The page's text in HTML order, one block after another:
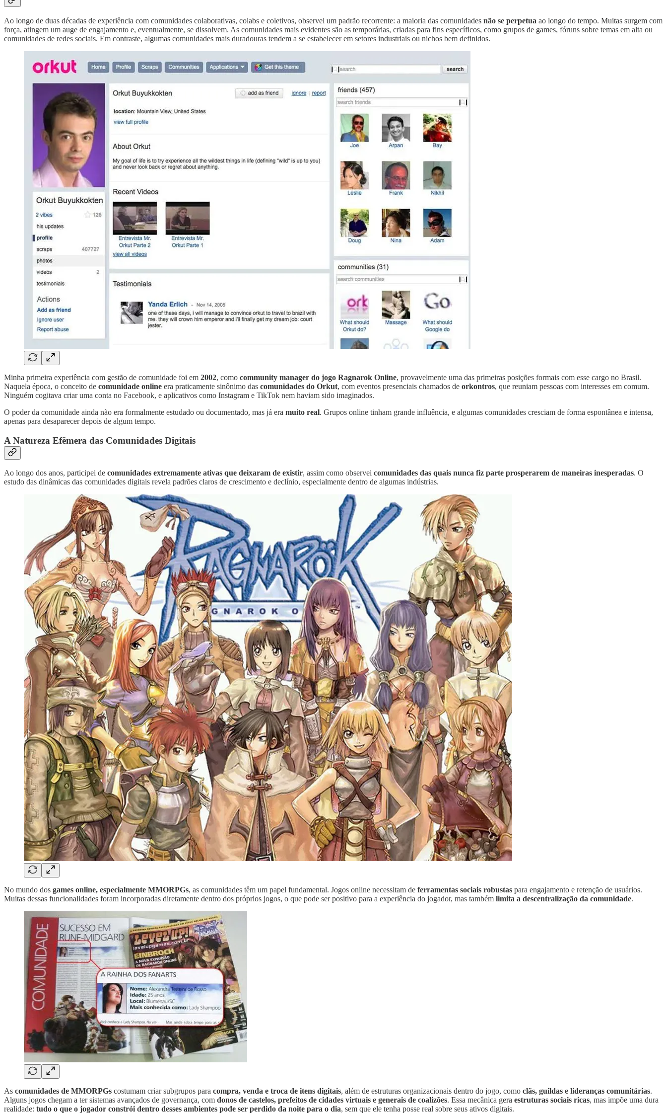
Ao longo de duas décadas de experiência com comunidades colaborativas, colabs e coletivos, observei um padrão recorrente: a maioria das comunidades não se perpetua ao longo do tempo. Muitas surgem com
força, atingem um auge de engajamento e, eventualmente, se dissolvem. As comunidades mais evidentes são as temporárias, criadas para fins específicos, como grupos de games, fóruns sobre temas em alta ou
comunidades de redes sociais. Em contraste, algumas comunidades mais duradouras tendem a se estabelecer em setores industriais ou nichos bem definidos.
Minha primeira experiência com gestão de comunidade foi em 2002, como community manager do jogo Ragnarok Online, provavelmente uma das primeiras posições formais com esse cargo no Brasil.
Naquela época, o conceito de comunidade online era praticamente sinônimo das comunidades do Orkut, com eventos presenciais chamados de orkontros, que reuniam pessoas com interesses em comum.
Ninguém cogitava criar uma conta no Facebook, e aplicativos como Instagram e TikTok nem haviam sido imaginados.
O poder da comunidade ainda não era formalmente estudado ou documentado, mas já era muito real. Grupos online tinham grande influência, e algumas comunidades cresciam de forma espontânea e intensa,
apenas para desaparecer depois de algum tempo.
A Natureza Efêmera das Comunidades Digitais
Ao longo dos anos, participei de comunidades extremamente ativas que deixaram de existir, assim como observei comunidades das quais nunca fiz parte prosperarem de maneiras inesperadas. O
estudo das dinâmicas das comunidades digitais revela padrões claros de crescimento e declínio, especialmente dentro de algumas indústrias.
No mundo dos games online, especialmente MMORPGs, as comunidades têm um papel fundamental. Jogos online necessitam de ferramentas sociais robustas para engajamento e retenção de usuários.
Muitas dessas funcionalidades foram incorporadas diretamente dentro dos próprios jogos, o que pode ser positivo para a experiência do jogador, mas também limita a descentralização da comunidade.
As comunidades de MMORPGs costumam criar subgrupos para compra, venda e troca de itens digitais, além de estruturas organizacionais dentro do jogo, como clãs, guildas e lideranças comunitárias.
Alguns jogos chegam a ter sistemas avançados de governança, com donos de castelos, prefeitos de cidades virtuais e generais de coalizões. Essa mecânica gera estruturas sociais ricas, mas impõe uma dura
realidade: tudo o que o jogador constrói dentro desses ambientes pode ser perdido da noite para o dia, sem que ele tenha posse real sobre seus ativos digitais.